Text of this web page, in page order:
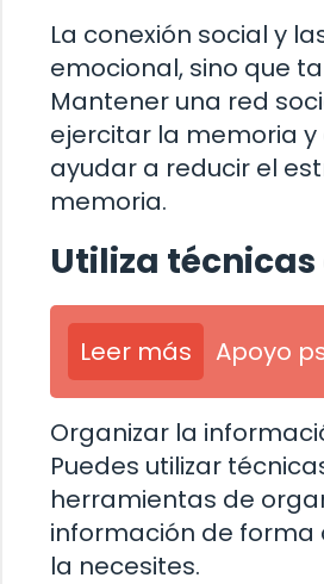
La conexión social y
emocional, sino que
Mantener una red
ejercitar la memoria
ayudar a reducir el
memoria.
Utiliza
Leer más Apoyo
Organizar la
Puedes utilizar
herramientas de
información de
la necesites.